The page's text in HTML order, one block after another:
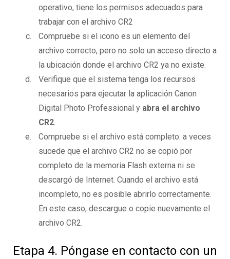
operativo, tiene los permisos adecuados para
trabajar con el archivo CR2
Compruebe si el icono es un elemento del
archivo correcto, pero no solo un acceso directo a
la ubicación donde el archivo CR2 ya no existe.
Verifique que el sistema tenga los recursos
necesarios para ejecutar la aplicación Canon
Digital Photo Professional y abra el archivo
CR2.
Compruebe si el archivo está completo: a veces
sucede que el archivo CR2 no se copió por
completo de la memoria Flash externa ni se
descargó de Internet. Cuando el archivo está
incompleto, no es posible abrirlo correctamente.
En este caso, descargue o copie nuevamente el
archivo CR2.
Etapa 4. Póngase en contacto con un